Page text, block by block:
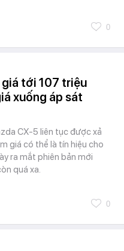
0
giá tới 107 triệu
xuống áp sát
CX-5 liên tục được xả
giá có thể là tín hiệu cho
ra mắt phiên bản mới
quá xa.
0